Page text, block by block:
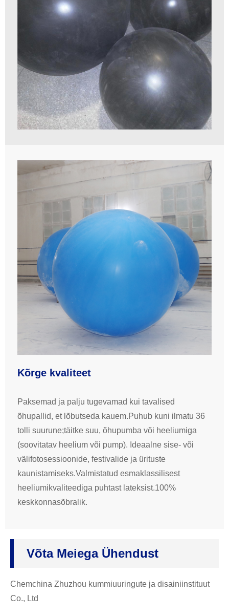
Kõrge kvaliteet
Paksemad ja palju tugevamad kui tavalised
õhupallid, et lõbutseda kauem.Puhub kuni ilmatu 36
tolli suurune;täitke suu, õhupumba või heeliumiga
(soovitatav heelium või pump). Ideaalne sise- või
välifotosessioonide, festivalide ja ürituste
kaunistamiseks.Valmistatud esmaklassilisest
heeliumikvaliteediga puhtast lateksist.100%
keskkonnasõbralik.
Võta Meiega Ühendust
Chemchina Zhuzhou kummiuuringute ja disainiinstituut
Co., Ltd